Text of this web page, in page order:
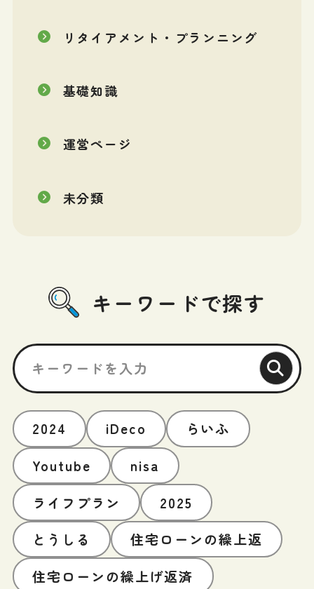
リタイアメント・プランニング
基礎知識
運営ページ
未分類
キーワードで探す
2024 iDeco
らいふ
Youtube
nisa
ライフプラン
2025
とうしる
住宅ローンの繰上返
住宅ローンの繰上げ返済